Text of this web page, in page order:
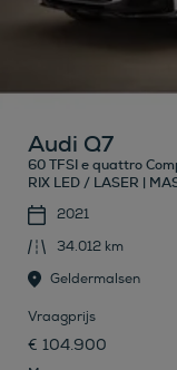
Audi Q7
60 TFSI e quattro
RIX LED / LASER |
2021
34.012 km
Geldermalsen
Vraagprijs
€ 104.900